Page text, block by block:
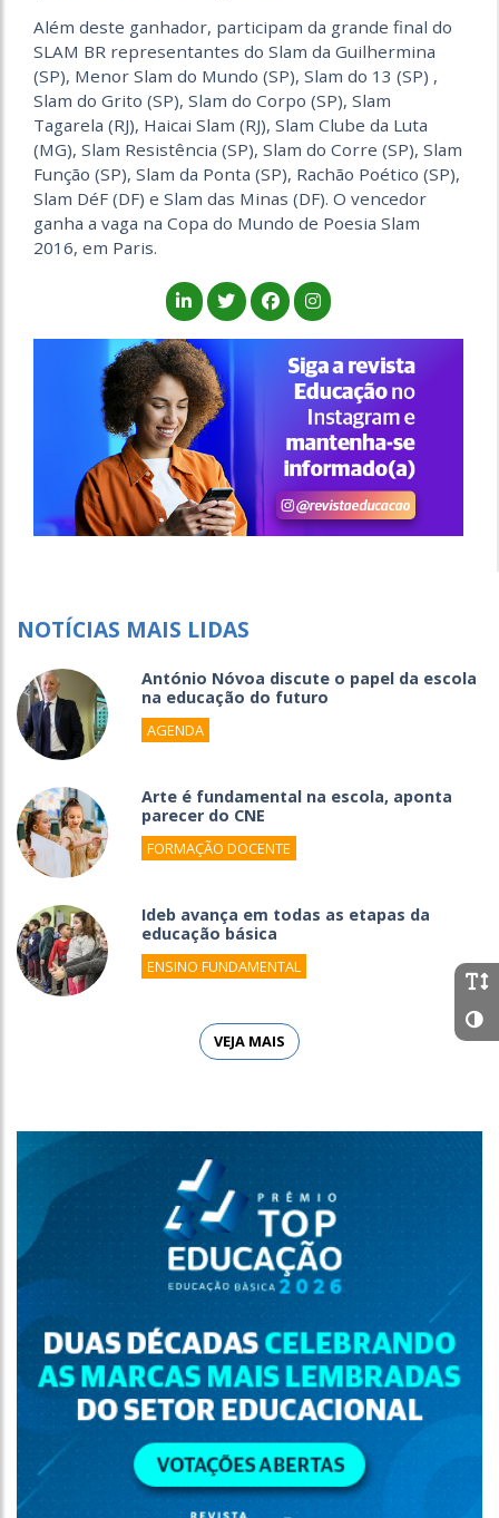
Além deste ganhador, participam da grande final do
SLAM BR representantes do Slam da Guilhermina
(SP), Menor Slam do Mundo (SP), Slam do 13 (SP) ,
Slam do Grito (SP), Slam do Corpo (SP), Slam
Tagarela (RJ), Haicai Slam (RJ), Slam Clube da Luta
(MG), Slam Resistência (SP), Slam do Corre (SP), Slam
Função (SP), Slam da Ponta (SP), Rachão Poético (SP),
Slam DéF (DF) e Slam das Minas (DF). O vencedor
ganha a vaga na Copa do Mundo de Poesia Slam
2016, em Paris.
NOTÍCIAS MAIS LIDAS
António Nóvoa discute o papel da escola
na educação do futuro
AGENDA
Arte é fundamental na escola, aponta
parecer do CNE
FORMAÇÃO DOCENTE
Ideb avança em todas as etapas da
educação básica
ENSINO FUNDAMENTAL
VEJA MAIS